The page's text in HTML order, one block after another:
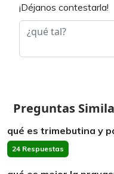
¡Déjanos contestarla!
Preguntas
qué es trimebutina y
24 Respuestas